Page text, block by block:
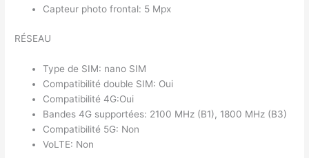
Capteur photo frontal: 5 Mpx
RÉSEAU
Type de SIM: nano SIM
Compatibilité double SIM: Oui
Compatibilité 4G:Oui
Bandes 4G supportées: 2100 MHz (B1), 1800 MHz (B3)
Compatibilité 5G: Non
VoLTE: Non